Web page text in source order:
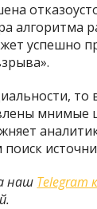
алгоритма
успешно
то
мнимые
наш Telegram